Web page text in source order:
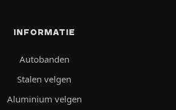
INFORMATIE
Autobanden
Stalen velgen
Aluminium velgen